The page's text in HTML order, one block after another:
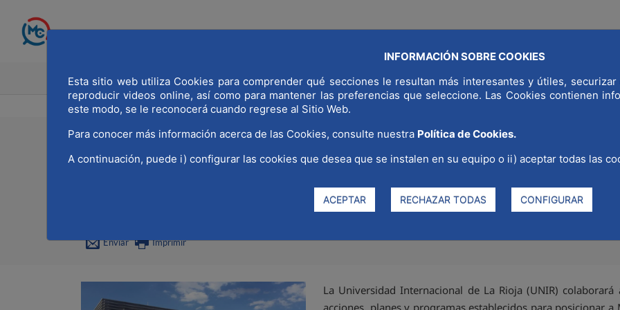
INFORMACIÓN SOBRE COOKIES
Esta sitio web utiliza Cookies para comprender qué secciones le resultan más interesantes y útiles,
reproducir videos online, así como para mantener las preferencias que seleccione. Las Cookies contienen
este modo, se le reconocerá cuando regrese al Sitio Web.
Para conocer más información acerca de las Cookies, consulte nuestra Política de Cookies.
A continuación, puede i) configurar las cookies que desea que se instalen en su equipo o ii) aceptar todas las
ACEPTAR RECHAZAR TODAS CONFIGURAR
INICIO MADRID CAPITAL MUNDIAL ¿POR QUÉ MADRID? SECTORES ESTRATÉGICOS
22/12/2022
Enviar Imprimir
La Universidad Internacional de La Rioja (UNIR)
acciones, planes y programas establecidos para posicionar